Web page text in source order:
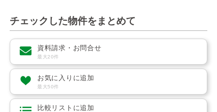
チェックした物件をまとめて
資料請求・お問合せ
最大20件
お気に入りに追加
最大50件
比較リストに追加